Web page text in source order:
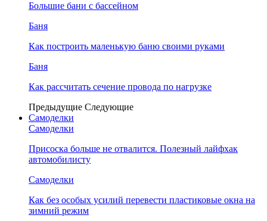
Большие бани с бассейном
Баня
Как построить маленькую баню своими руками
Баня
Как рассчитать сечение провода по нагрузке
Предыдущие Следующие
Самоделки
Самоделки
Присоска больше не отвалится. Полезный лайфхак
автомобилисту
Самоделки
Как без особых усилий перевести пластиковые окна на
зимний режим